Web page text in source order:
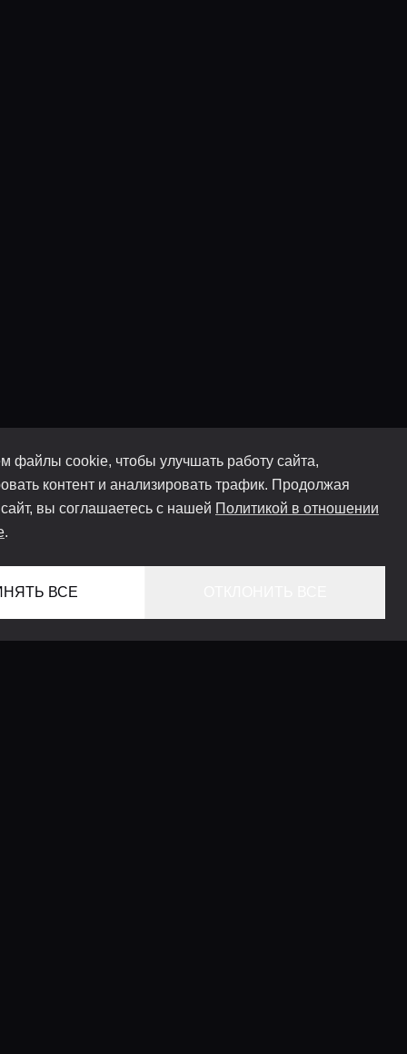
файлы cookie, чтобы улучшать работу сайта,
контент и анализировать трафик. Продолжая
вы соглашаетесь с нашей Политикой в отношении
.
ВСЕ